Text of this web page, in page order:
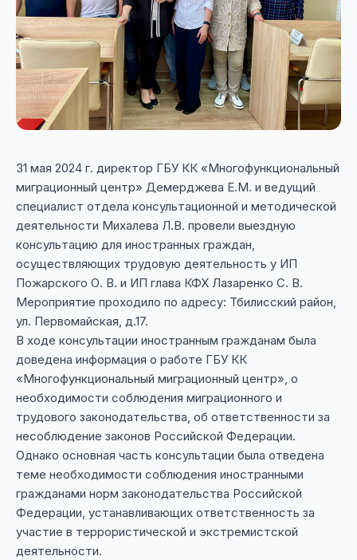
31 мая 2024 г. директор ГБУ КК «Многофункциональный
миграционный центр» Демерджева Е.М. и ведущий
специалист отдела консультационной и методической
деятельности Михалева Л.В. провели выездную
консультацию для иностранных граждан,
осуществляющих трудовую деятельность у ИП
Пожарского О. В. и ИП глава КФХ Лазаренко С. В.
Мероприятие проходило по адресу: Тбилисский район,
ул. Первомайская, д.17.
В ходе консультации иностранным гражданам была
доведена информация о работе ГБУ КК
«Многофункциональный миграционный центр», о
необходимости соблюдения миграционного и
трудового законодательства, об ответственности за
несоблюдение законов Российской Федерации.
Однако основная часть консультации была отведена
теме необходимости соблюдения иностранными
гражданами норм законодательства Российской
Федерации, устанавливающих ответственность за
участие в террористической и экстремистской
деятельности.